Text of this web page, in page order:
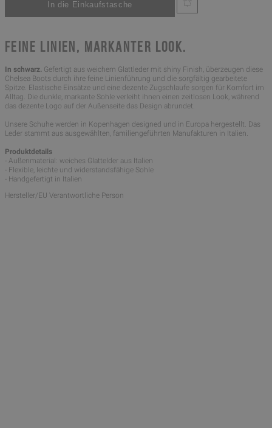
FEINE LINIEN, MARKANTER LOOK.
In schwarz. Gefertigt aus weichem Glattleder mit shiny Finish, überzeugen diese
Chelsea Boots durch ihre feine Linienführung und die sorgfältig gearbeitete
Spitze. Elastische Einsätze und eine dezente Zugschlaufe sorgen für Komfort im
Alltag. Die dunkle, markante Sohle verleiht ihnen einen zeitlosen Look, während
das dezente Logo auf der Außenseite das Design abrundet.
Unsere Schuhe werden in Kopenhagen designed und in Europa hergestellt. Das
Leder stammt aus ausgewählten, familiengeführten Manufakturen in Italien.
Produktdetails
- Außenmaterial: weiches Glattelder aus Italien
- Flexible, leichte und widerstandsfähige Sohle
- Handgefertigt in Italien
Hersteller/EU Verantwortliche Person